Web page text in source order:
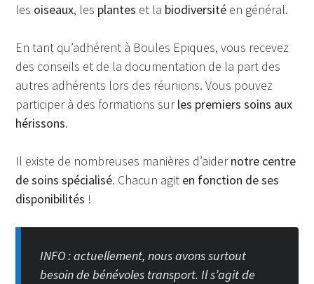
les oiseaux, les plantes et la biodiversité en général.
En tant qu’adhérent à Boules Epiques, vous recevez
des conseils et de la documentation de la part des
autres adhérents lors des réunions. Vous pouvez
participer à des formations surles premiers soins aux
hérissons.
Il existe de nombreuses manières d’aidernotre centre
de soins spécialisé. Chacun agit en fonction de ses
disponibilités !
INFO : actuellement, nous avons surtout
besoin de bénévoles transport. Il s’agit de